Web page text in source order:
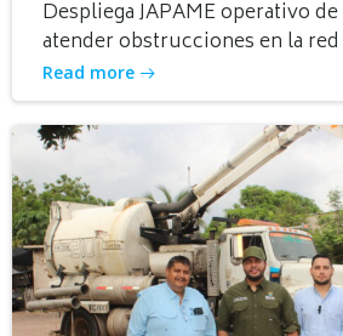
Despliega JAPAME operativo
atender obstrucciones en la
Read more